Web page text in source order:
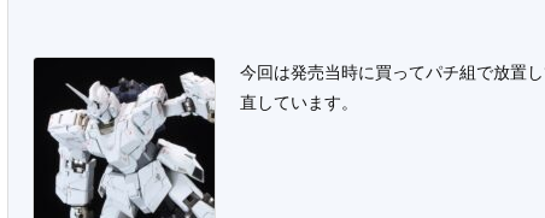
今回は発売当時に買ってパチ組で放置
直しています。